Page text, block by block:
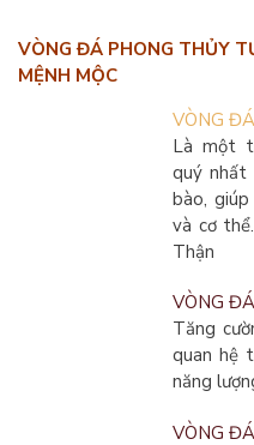
VÒNG ĐÁ PHONG THỦY
MỆNH MỘC
VÒNG
Là một
quý
bào,
và cơ
Thận
VÒNG
Tăng
quan hệ
năng
VÒNG